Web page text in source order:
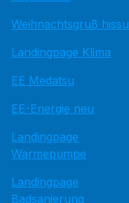
Weihnachtsgruß hissu
Landingpage Klima
EE Medatsu
EE-Energie neu
Landingpage
Wärmepumpe
Landingpage
Badsanierung